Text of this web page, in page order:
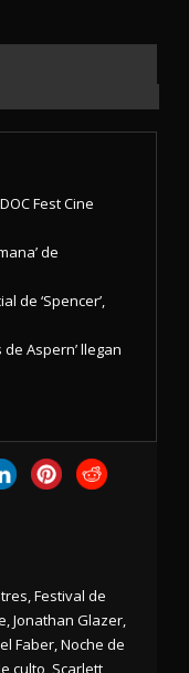
Fest Cine
de
de ‘Spencer’,
de Aspern’ llegan
,Festival de
,Jonathan Glazer,
Faber,Noche de
culto Scarlett